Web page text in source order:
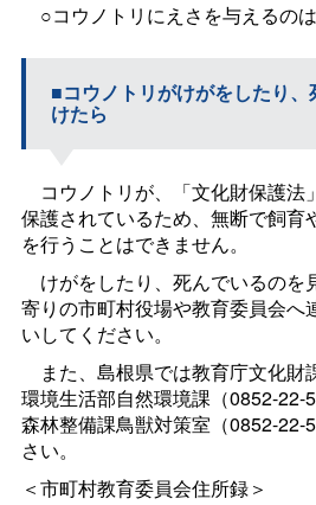
○コウノトリにえさを与えるのは
■コウノトリがけがをしたり
けたら
コウノトリが、「文化財保護法
保護されているため、無断で飼育
を行うことはできません。
けがをしたり、死んでいるのを
寄りの市町村役場や教育委員会へ
いしてください。
また、島根県では教育庁文化財
環境生活部自然環境課（0852-22-
森林整備課鳥獣対策室（0852-22-
さい。
＜市町村教育委員会住所録＞